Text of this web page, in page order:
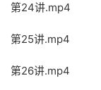
第24讲.mp4
第25讲.mp4
第26讲.mp4